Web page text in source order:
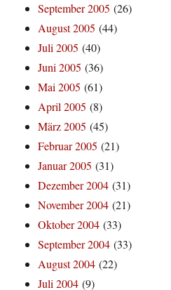
September 2005 (26)
August 2005 (44)
Juli 2005 (40)
Juni 2005 (36)
Mai 2005 (61)
April 2005 (8)
März 2005 (45)
Februar 2005 (21)
Januar 2005 (31)
Dezember 2004 (31)
November 2004 (21)
Oktober 2004 (33)
September 2004 (33)
August 2004 (22)
Juli 2004 (9)